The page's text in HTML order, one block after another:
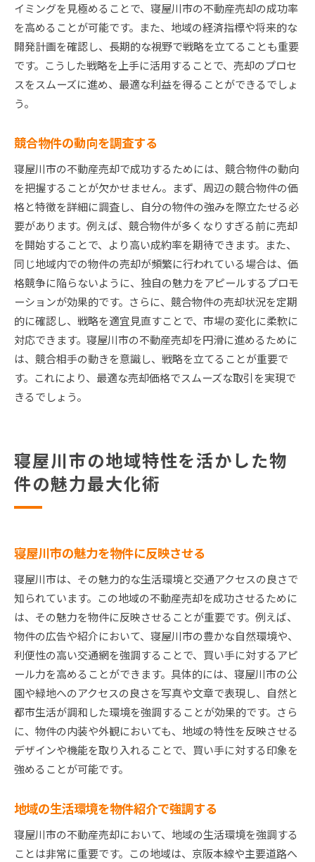
イミングを見極めることで、寝屋川市の不動産売却の成功率
を高めることが可能です。また、地域の経済指標や将来的な
開発計画を確認し、長期的な視野で戦略を立てることも重要
です。こうした戦略を上手に活用することで、売却のプロセ
スをスムーズに進め、最適な利益を得ることができるでしょ
う。
競合物件の動向を調査する
寝屋川市の不動産売却で成功するためには、競合物件の動向
を把握することが欠かせません。まず、周辺の競合物件の価
格と特徴を詳細に調査し、自分の物件の強みを際立たせる必
要があります。例えば、競合物件が多くなりすぎる前に売却
を開始することで、より高い成約率を期待できます。また、
同じ地域内での物件の売却が頻繁に行われている場合は、価
格競争に陥らないように、独自の魅力をアピールするプロモ
ーションが効果的です。さらに、競合物件の売却状況を定期
的に確認し、戦略を適宜見直すことで、市場の変化に柔軟に
対応できます。寝屋川市の不動産売却を円滑に進めるために
は、競合相手の動きを意識し、戦略を立てることが重要で
す。これにより、最適な売却価格でスムーズな取引を実現で
きるでしょう。
寝屋川市の地域特性を活かした物
件の魅力最大化術
寝屋川市の魅力を物件に反映させる
寝屋川市は、その魅力的な生活環境と交通アクセスの良さで
知られています。この地域の不動産売却を成功させるために
は、その魅力を物件に反映させることが重要です。例えば、
物件の広告や紹介において、寝屋川市の豊かな自然環境や、
利便性の高い交通網を強調することで、買い手に対するアピ
ール力を高めることができます。具体的には、寝屋川市の公
園や緑地へのアクセスの良さを写真や文章で表現し、自然と
都市生活が調和した環境を強調することが効果的です。さら
に、物件の内装や外観においても、地域の特性を反映させる
デザインや機能を取り入れることで、買い手に対する印象を
強めることが可能です。
地域の生活環境を物件紹介で強調する
寝屋川市の不動産売却において、地域の生活環境を強調する
ことは非常に重要です。この地域は、京阪本線や主要道路へ